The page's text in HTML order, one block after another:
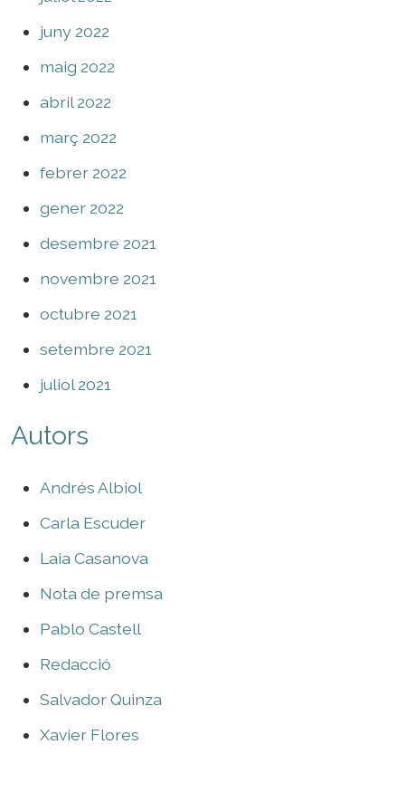
juny 2022
maig 2022
abril 2022
març 2022
febrer 2022
gener 2022
desembre 2021
novembre 2021
octubre 2021
setembre 2021
juliol 2021
Autors
Andrés Albiol
Carla Escuder
Laia Casanova
Nota de premsa
Pablo Castell
Redacció
Salvador Quinza
Xavier Flores